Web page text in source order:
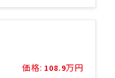
価格: 108.9万円